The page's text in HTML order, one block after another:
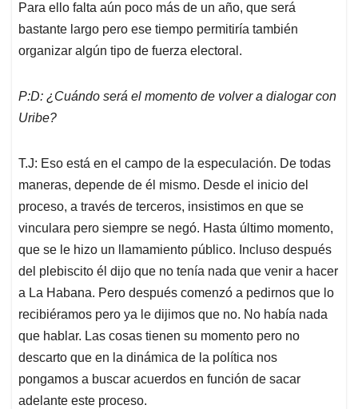
Para ello falta aún poco más de un año, que será
bastante largo pero ese tiempo permitiría también
organizar algún tipo de fuerza electoral.
P:D: ¿Cuándo será el momento de volver a dialogar con
Uribe?
T.J: Eso está en el campo de la especulación. De todas
maneras, depende de él mismo. Desde el inicio del
proceso, a través de terceros, insistimos en que se
vinculara pero siempre se negó. Hasta último momento,
que se le hizo un llamamiento público. Incluso después
del plebiscito él dijo que no tenía nada que venir a hacer
a La Habana. Pero después comenzó a pedirnos que lo
recibiéramos pero ya le dijimos que no. No había nada
que hablar. Las cosas tienen su momento pero no
descarto que en la dinámica de la política nos
pongamos a buscar acuerdos en función de sacar
adelante este proceso.